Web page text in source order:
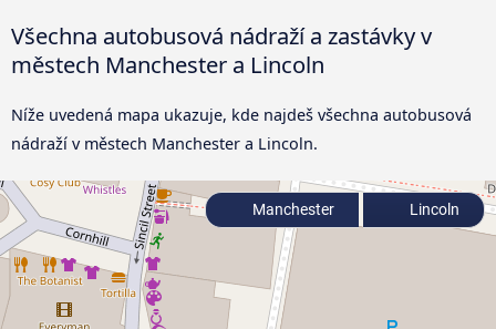
Všechna autobusová nádraží a zastávky v
městech Manchester a Lincoln
Níže uvedená mapa ukazuje, kde najdeš všechna autobusová
nádraží v městech Manchester a Lincoln.
Manchester Lincoln